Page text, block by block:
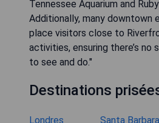
Tennessee Aquarium and
Additionally, many downtown
place visitors close to
activities, ensuring there’s no
to see and do."
Destinations
Londres Santa Barbara